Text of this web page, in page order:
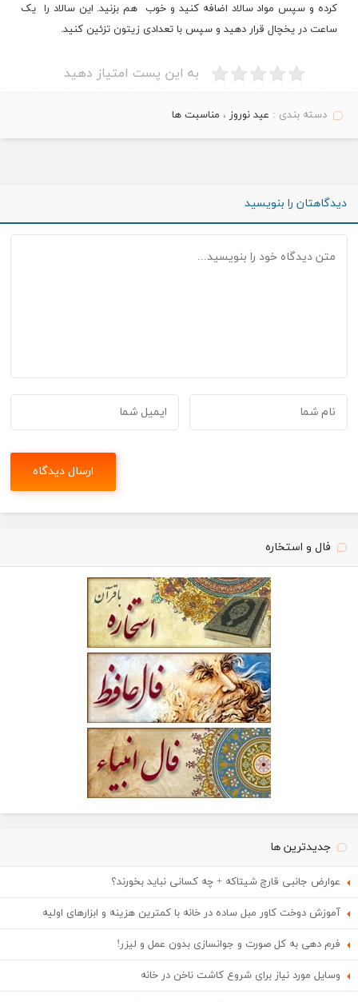
کرده و سپس مواد سالاد اضافه کنید و خوب ​ هم بزنید. این سالاد را ​ یک
ساعت در یخچال قرار دهید و سپس با تعدادی زیتون تزئین کنید.
به این پست امتیاز دهید
دسته بندی : عید نوروز ، مناسبت ها
دیدگاهتان را بنویسید
فال و استخاره
جدیدترین ها
عوارض جانبی قارچ شیتاکه + چه کسانی نباید بخورند؟
آموزش دوخت کاور مبل ساده در خانه با کمترین هزینه و ابزارهای اولیه
فرم دهی به کل صورت و جوانسازی بدون عمل و لیزر!
وسایل مورد نیاز برای شروع کاشت ناخن در خانه